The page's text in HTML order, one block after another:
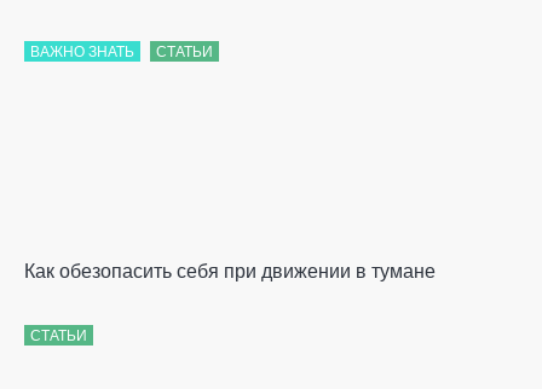
ВАЖНО ЗНАТЬ СТАТЬИ
Как обезопасить себя при движении в тумане
СТАТЬИ